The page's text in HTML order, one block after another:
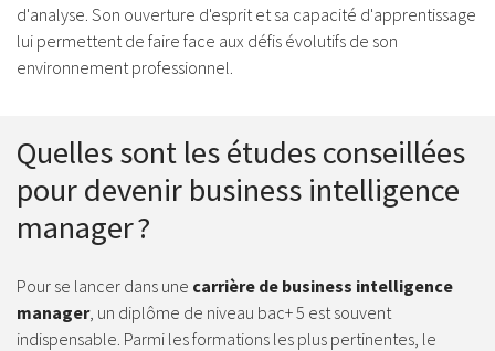
d'analyse. Son ouverture d'esprit et sa capacité d'apprentissage
lui permettent de faire face aux défis évolutifs de son
environnement professionnel.
Quelles sont les études conseillées
pour devenir business intelligence
manager ?
Pour se lancer dans une carrière de business intelligence
manager, un diplôme de niveau bac+ 5 est souvent
indispensable. Parmi les formations les plus pertinentes, le